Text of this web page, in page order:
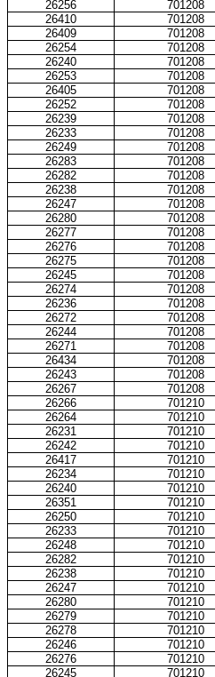
26256
701208
26410
701208
26409
701208
26254
701208
26240
701208
26253
701208
26405
701208
26252
701208
26239
701208
26233
701208
26249
701208
26283
701208
26282
701208
26238
701208
26247
701208
26280
701208
26277
701208
26276
701208
26275
701208
26245
701208
26274
701208
26236
701208
26272
701208
26244
701208
26271
701208
26434
701208
26243
701208
26267
701208
26266
701210
26264
701210
26231
701210
26242
701210
26417
701210
26234
701210
26240
701210
26351
701210
26250
701210
26233
701210
26248
701210
26282
701210
26238
701210
26247
701210
26280
701210
26279
701210
26278
701210
26246
701210
26276
701210
26245
701210